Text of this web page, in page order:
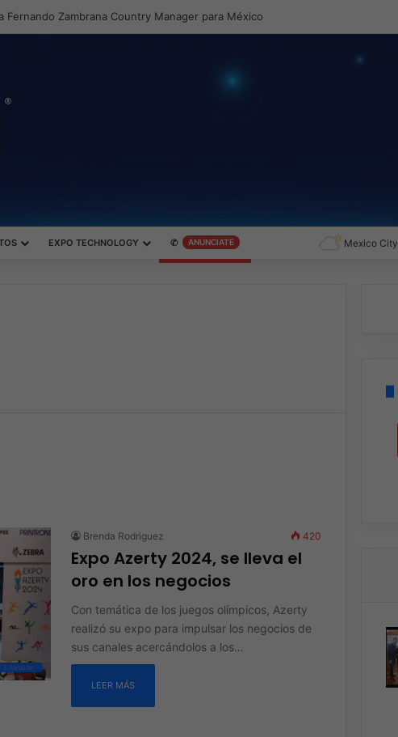
EXPO TECHNOLOGY ✆ ANUNCIATE Mexico City
& Barcode
Brenda Rodriguez 420
Expo Azerty 2024, se lleva el
oro en los negocios
Con temática de los juegos olímpicos, Azerty
realizó su expo para impulsar los negocios de
sus canales acercándolos a los…
LEER MÁS